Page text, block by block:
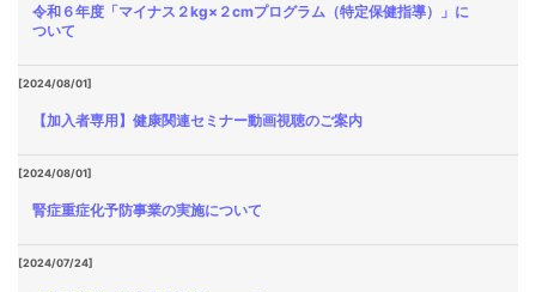
令和６年度「マイナス２kg×２cmプログラム（特定保健指導）」に
ついて
[2024/08/01]
【加入者専用】健康関連セミナー動画視聴のご案内
[2024/08/01]
腎症重症化予防事業の実施について
[2024/07/24]